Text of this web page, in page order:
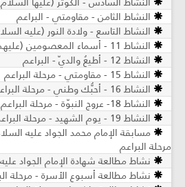
النشاط الثامن - مقاومتي - البراعم
النشاط التاسع - ولادة النور (عليه
النشاط 11 - أسماء المعصومين (عليهم السلام)
النشاط 12 - أطيعُ والديّ - البراعم
النشاط 15 - مقاومتي - مرحلة البراعم
النشاط 16 - أحبُّك وطني - مرحلة البراعم
النشاط 18- عروج النبوّة - مرحلة البراعم
النشاط 19 - يوم الشهيد - مرحلة البراعم
مسابقة الإمام محمد الجواد عليه
مرحلة البراعم
نشاط مطالعة شهادة الإمام الجواد
نشاط مطالعة أسبوع الأسرة - مرحلة